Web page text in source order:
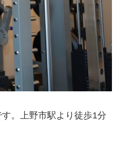
。上野市駅より徒歩1分